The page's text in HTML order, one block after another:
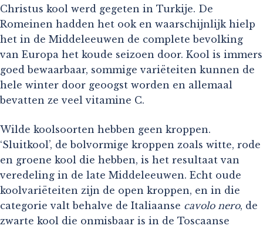
Christus kool werd gegeten in Turkije. De
Romeinen hadden het ook en waarschijnlijk hielp
het in de Middeleeuwen de complete bevolking
van Europa het koude seizoen door. Kool is immers
goed bewaarbaar, sommige variëteiten kunnen de
hele winter door geoogst worden en allemaal
bevatten ze veel vitamine C.
Wilde koolsoorten hebben geen kroppen.
‘Sluitkool’, de bolvormige kroppen zoals witte, rode
en groene kool die hebben, is het resultaat van
veredeling in de late Middeleeuwen. Echt oude
koolvariëteiten zijn de open kroppen, en in die
categorie valt behalve de Italiaanse cavolo nero, de
zwarte kool die onmisbaar is in de Toscaanse